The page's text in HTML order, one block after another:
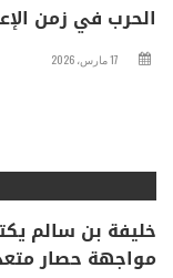
الحرب في زمن
17 مارس، 2026
خليفة بن سالم
مواجهة حصار